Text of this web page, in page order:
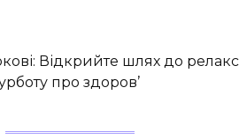
Відкрийте шлях до
про здоров’